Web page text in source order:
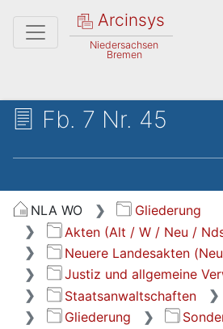
Arcinsys
Niedersachsen
Bremen
Fb. 7 Nr. 45
NLA WO
Gliederung
Akten (Alt / W / Neu /
Neuere Landesakten
Justiz und allgemeine
Staatsanwaltschaften
Gliederung